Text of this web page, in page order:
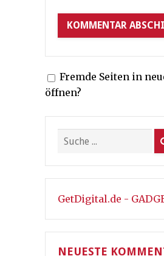
Fremde Seiten in
öffnen?
GetDigital.de -
NEUESTE